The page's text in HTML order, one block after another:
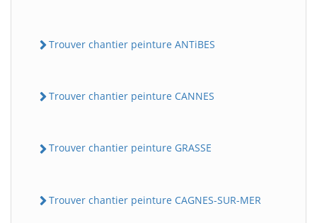
Trouver chantier peinture ANTiBES
Trouver chantier peinture CANNES
Trouver chantier peinture GRASSE
Trouver chantier peinture CAGNES-SUR-MER